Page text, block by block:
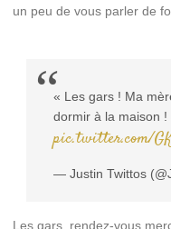
un peu de vous parler de
« Les gars ! Ma
dormir à la maison !
pic.twitter.com/
— Justin Twittos
Les gars, rendez-vous